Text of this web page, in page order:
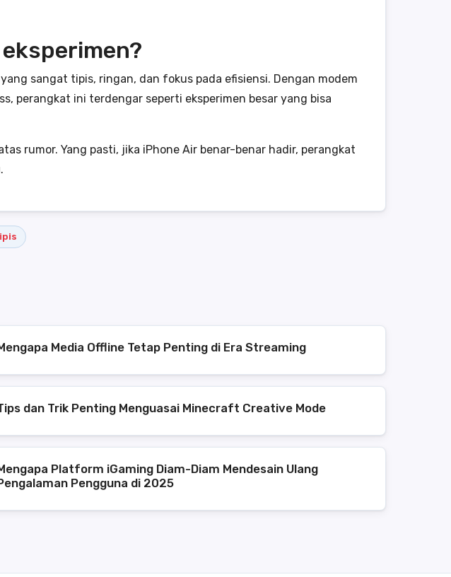
sangat tipis, ringan, dan fokus pada efisiensi. Dengan modem
perangkat ini terdengar seperti eksperimen besar yang bisa
rumor. Yang pasti, jika iPhone Air benar-benar hadir, perangkat
Media Offline Tetap Penting di Era Streaming
dan Trik Penting Menguasai Minecraft Creative Mode
Platform iGaming Diam-Diam Mendesain Ulang
Pengguna di 2025